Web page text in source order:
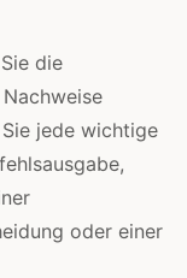
die
jede wichtige
oder einer